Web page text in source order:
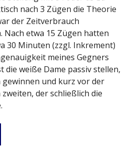
nach 3 Zügen die Theorie
der Zeitverbrauch
Nach etwa 15 Zügen hatten
30 Minuten (zzgl. Inkrement)
meines Gegners
die weiße Dame passiv stellen,
und kurz vor der
der schließlich die